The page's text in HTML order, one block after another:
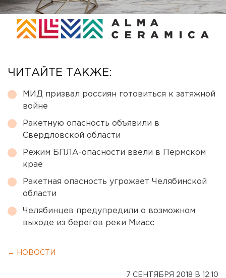
ЧИТАЙТЕ ТАКЖЕ:
МИД призвал россиян готовиться к затяжной
войне
Ракетную опасность объявили в
Свердловской области
Режим БПЛА-опасности ввели в Пермском
крае
Ракетная опасность угрожает Челябинской
области
Челябинцев предупредили о возможном
выходе из берегов реки Миасс
← НОВОСТИ
7 СЕНТЯБРЯ 2018 В 12:10